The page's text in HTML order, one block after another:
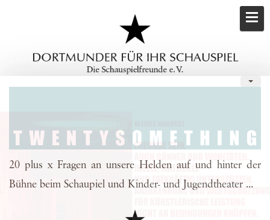
20 plus x Fragen an unsere Helden auf und hinter der
Bühne beim Schaupiel und Kinder- und Jugendtheater ...